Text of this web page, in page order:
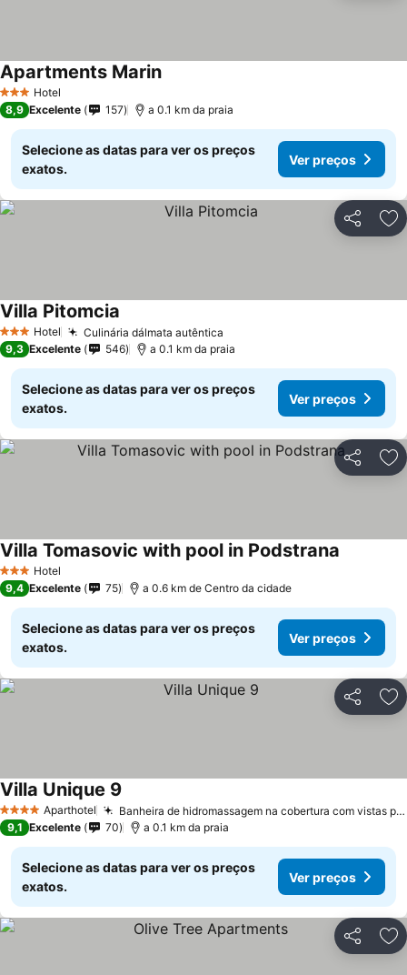
3 EstrelasHotel
Apartments Marin
8,9 Excelente 157 a 0.1 km da praia
Selecione as datas para ver os preços
exatos.
Ver preços
Partilhar
3 EstrelasHotel Culinária dálmata autêntica
Villa Pitomcia
9,3 Excelente 546 a 0.1 km da praia
Selecione as datas para ver os preços
exatos.
Ver preços
Partilhar
3 EstrelasHotel
Villa Tomasovic with pool in Podstrana
9,4 Excelente 75 a 0.6 km de Centro da cidade
Selecione as datas para ver os preços
exatos.
Ver preços
Partilhar
4 EstrelasAparthotel Banheira de hidromassagem na cobertura com vistas panorâmicas
Villa Unique 9
9,1 Excelente 70 a 0.1 km da praia
Selecione as datas para ver os preços
exatos.
Ver preços
Partilhar